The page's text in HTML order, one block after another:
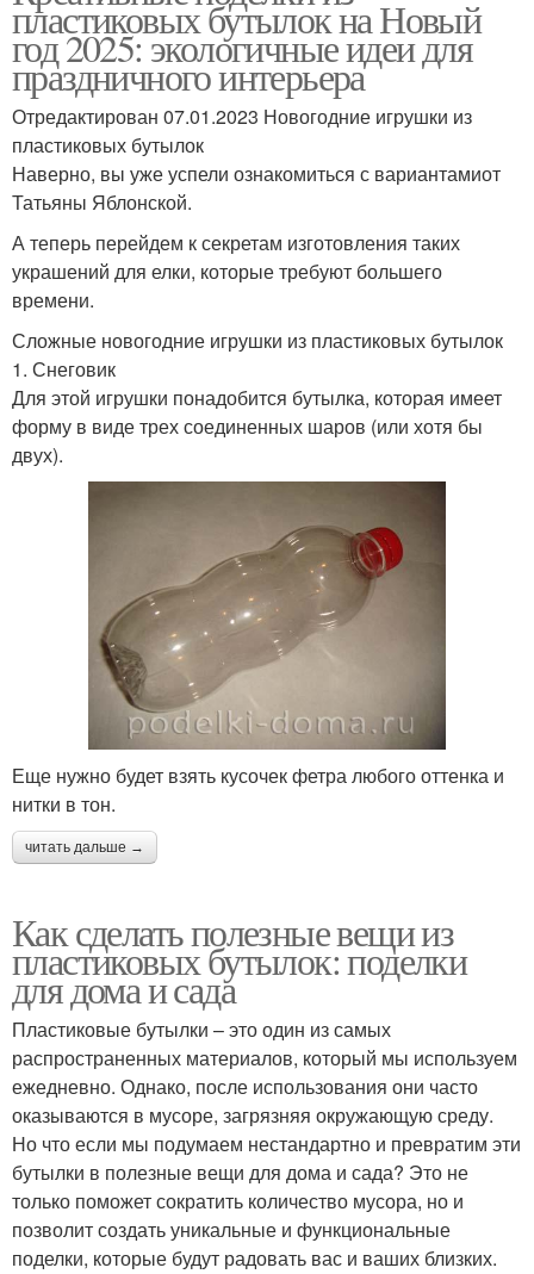
пластиковых бутылок на Новый
год 2025: экологичные идеи для
праздничного интерьера
Отредактирован 07.01.2023 Новогодние игрушки из
пластиковых бутылок
Наверно, вы уже успели ознакомиться с вариантамиот
Татьяны Яблонской.
А теперь перейдем к секретам изготовления таких
украшений для елки, которые требуют большего
времени.
Сложные новогодние игрушки из пластиковых бутылок
1. Снеговик
Для этой игрушки понадобится бутылка, которая имеет
форму в виде трех соединенных шаров (или хотя бы
двух).
Еще нужно будет взять кусочек фетра любого оттенка и
нитки в тон.
читать дальше →
Как сделать полезные вещи из
пластиковых бутылок: поделки
для дома и сада
Пластиковые бутылки – это один из самых
распространенных материалов, который мы используем
ежедневно. Однако, после использования они часто
оказываются в мусоре, загрязняя окружающую среду.
Но что если мы подумаем нестандартно и превратим эти
бутылки в полезные вещи для дома и сада? Это не
только поможет сократить количество мусора, но и
позволит создать уникальные и функциональные
поделки, которые будут радовать вас и ваших близких.